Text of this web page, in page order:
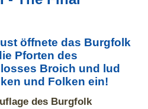
öffnete das Burgfolk
Pforten des
Broich und lud
und Folken ein!
des Burgfolk